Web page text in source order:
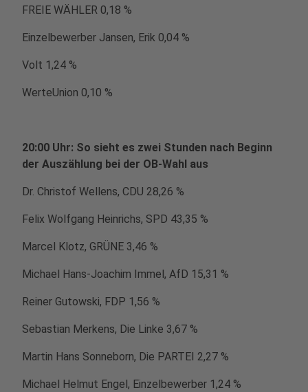
FREIE WÄHLER 0,18 %
Einzelbewerber Jansen, Erik 0,04 %
Volt 1,24 %
WerteUnion 0,10 %
20:00 Uhr: So sieht es zwei Stunden nach Beginn
der Auszählung bei der OB-Wahl aus
Dr. Christof Wellens, CDU 28,26 %
Felix Wolfgang Heinrichs, SPD 43,35 %
Marcel Klotz, GRÜNE 3,46 %
Michael Hans-Joachim Immel, AfD 15,31 %
Reiner Gutowski, FDP 1,56 %
Sebastian Merkens, Die Linke 3,67 %
Martin Hans Sonneborn, Die PARTEI 2,27 %
Michael Helmut Engel, Einzelbewerber 1,24 %